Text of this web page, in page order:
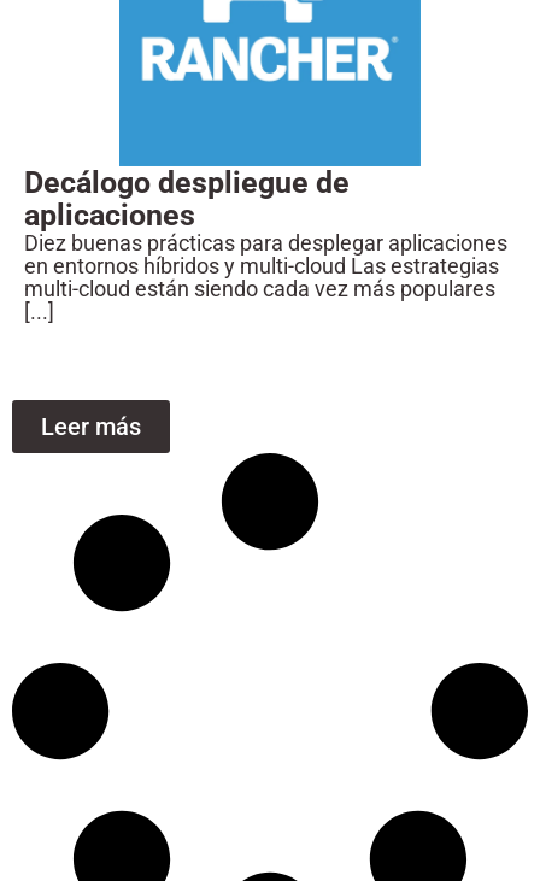
Decálogo despliegue de
aplicaciones
Diez buenas prácticas para desplegar aplicaciones
en entornos híbridos y multi-cloud Las estrategias
multi-cloud están siendo cada vez más populares
[...]
Leer más